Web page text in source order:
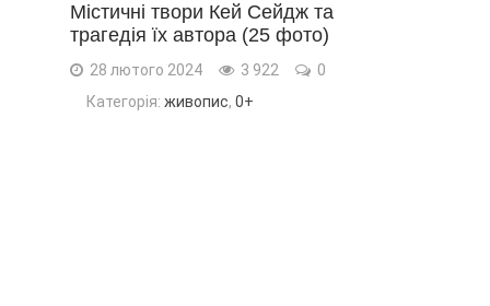
Містичні твори Кей Сейдж та
трагедія їх автора (25 фото)
28 лютого 2024 3 922
0
Категорія: живопис, 0+